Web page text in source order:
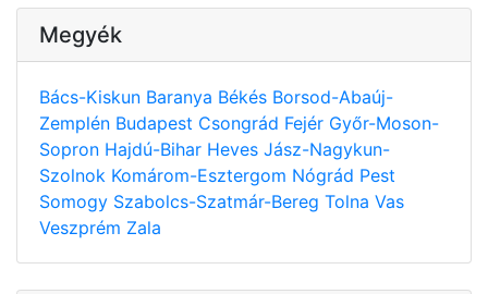
Megyék
Bács-Kiskun Baranya Békés Borsod-Abaúj-
Zemplén Budapest Csongrád Fejér Győr-Moson-
Sopron Hajdú-Bihar Heves Jász-Nagykun-
Szolnok Komárom-Esztergom Nógrád Pest
Somogy Szabolcs-Szatmár-Bereg Tolna Vas
Veszprém Zala